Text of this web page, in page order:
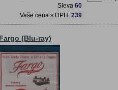
Sleva 60
Vaše cena s DPH: 239
Fargo (Blu-ray)